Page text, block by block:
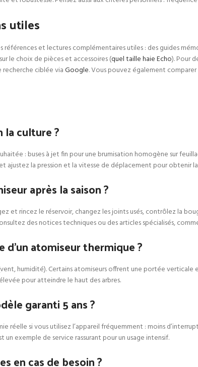
utiles
références et lectures complémentaires utiles : des guides
le choix de pièces et accessoires (quel taille haie Echo). Pour
recherche ciblée viaGoogle. Vous pouvez également
la culture ?
: buses à jet fin pour une brumisation homogène sur
ajustez la pression et la vitesse de déplacement pour obtenir
après la saison ?
et rincez le réservoir, changez les joints usés, contrôlez la
des notices techniques ou des articles spécialisés,
atomiseur thermique ?
humidité). Certains atomiseurs offrent une portée verticale
pour atteindre le haut des arbres.
garanti 5 ans ?
réelle si vous utilisez l’appareil fréquemment : moins
un exemple de service rassurant pour un usage intensif.
en cas de besoin ?